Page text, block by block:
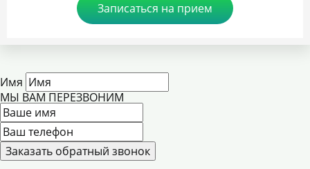
Записаться на прием
Имя
МЫ ВАМ ПЕРЕЗВОНИМ
Заказать обратный звонок